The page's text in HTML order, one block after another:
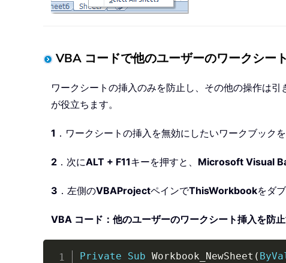
VBA コードで他のユーザーのワークシー
ワークシートの挿入のみを防止し、その他の操作は
が役立ちます。
1 ．ワークシートの挿入を無効にしたいワークブックを
2 ．次にALT + F11キーを押すと、 Microsoft Visual
3 ．左側のVBAProjectペインでThisWorkbookをダ
VBA コード：他のユーザーのワークシート挿入を防
Private Sub Workbook_NewSheet (